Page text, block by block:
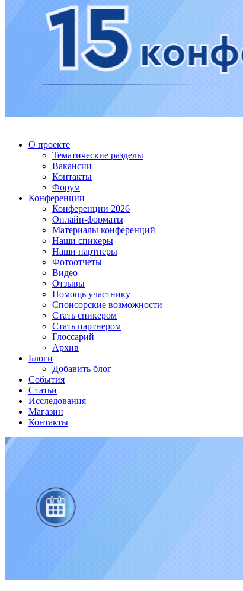
О проекте
Тематические разделы
Вакансии
Контакты
Форум
Конференции
Конференции 2026
Онлайн-форматы
Материалы конференций
Наши спикеры
Наши партнеры
Фотоотчеты
Видео
Отзывы
Помощь участнику
Спонсорские возможности
Стать спикером
Стать партнером
Глоссарий
Архив
Блоги
Добавить блог
События
Статьи
Исследования
Магазин
Контакты